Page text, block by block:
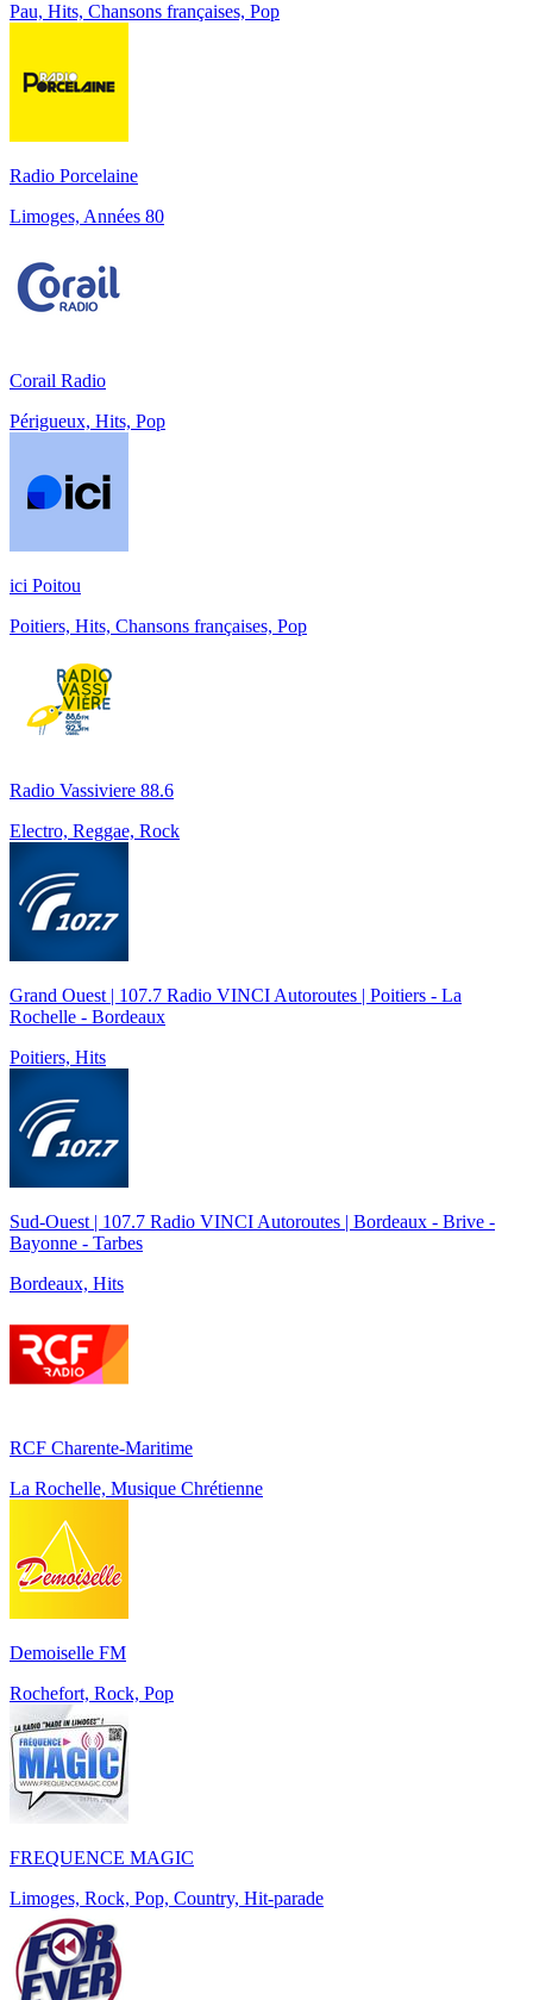
Pau, Hits, Chansons françaises, Pop
Radio Porcelaine
Limoges, Années 80
Corail Radio
Périgueux, Hits, Pop
ici Poitou
Poitiers, Hits, Chansons françaises, Pop
Radio Vassiviere 88.6
Electro, Reggae, Rock
Grand Ouest | 107.7 Radio VINCI Autoroutes | Poitiers - La
Rochelle - Bordeaux
Poitiers, Hits
Sud-Ouest | 107.7 Radio VINCI Autoroutes | Bordeaux - Brive -
Bayonne - Tarbes
Bordeaux, Hits
RCF Charente-Maritime
La Rochelle, Musique Chrétienne
Demoiselle FM
Rochefort, Rock, Pop
FREQUENCE MAGIC
Limoges, Rock, Pop, Country, Hit-parade